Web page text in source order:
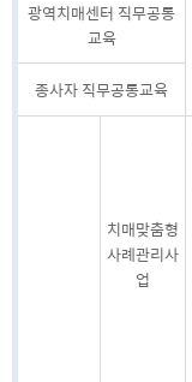
광역치매센터 직무공통
교육
종사자 직무공통교육
치매맞춤형
사례관리사
업